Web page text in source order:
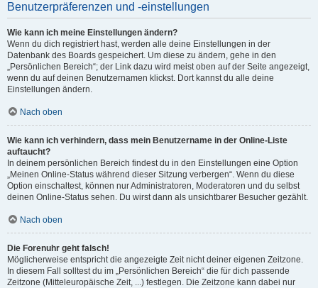
Benutzerpräferenzen und -einstellungen
Wie kann ich meine Einstellungen ändern?
Wenn du dich registriert hast, werden alle deine Einstellungen in der
Datenbank des Boards gespeichert. Um diese zu ändern, gehe in den
„Persönlichen Bereich“; der Link dazu wird meist oben auf der Seite angezeigt,
wenn du auf deinen Benutzernamen klickst. Dort kannst du alle deine
Einstellungen ändern.
Nach oben
Wie kann ich verhindern, dass mein Benutzername in der Online-Liste
auftaucht?
In deinem persönlichen Bereich findest du in den Einstellungen eine Option
„Meinen Online-Status während dieser Sitzung verbergen“. Wenn du diese
Option einschaltest, können nur Administratoren, Moderatoren und du selbst
deinen Online-Status sehen. Du wirst dann als unsichtbarer Besucher gezählt.
Nach oben
Die Forenuhr geht falsch!
Möglicherweise entspricht die angezeigte Zeit nicht deiner eigenen Zeitzone.
In diesem Fall solltest du im „Persönlichen Bereich“ die für dich passende
Zeitzone (Mitteleuropäische Zeit, ...) festlegen. Die Zeitzone kann dabei nur